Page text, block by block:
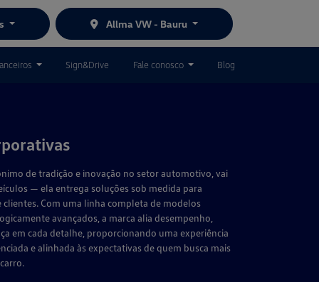
Allma VW - Bauru
Sign&Drive Fale conosco Blog
de tradição e inovação no setor automotivo, vai
— ela entrega soluções sob medida para
Com uma linha completa de modelos
avançados, a marca alia desempenho,
em cada detalhe, proporcionando uma experiência
e alinhada às expectativas de quem busca mais